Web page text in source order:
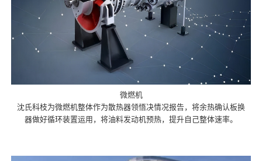
微燃机
沈氏科枝为微燃机整体作为散热器领悟决情况报告，将余热确认板换
器做好循环装置运用，将油料发动机预热，提升自己整体速率。